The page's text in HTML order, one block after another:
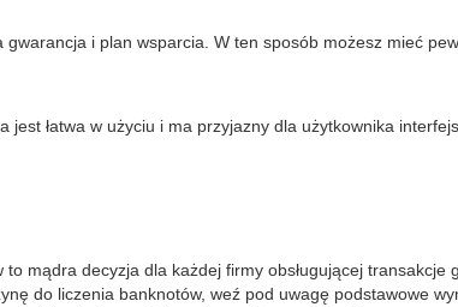
i plan wsparcia. W ten sposób możesz mieć
łatwa w użyciu i ma przyjazny dla użytkownika
mądra decyzja dla każdej firmy obsługującej
do liczenia banknotów, weź pod uwagę podstawowe